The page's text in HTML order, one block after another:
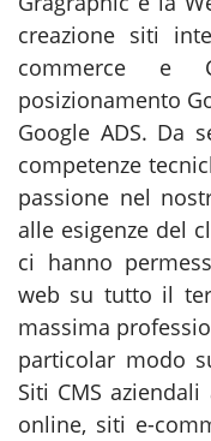
creazione siti
commerce e
posizionamento
Google ADS. Da
competenze
passione nel
alle esigenze del
ci hanno
web su tutto il
massima
particolar modo
Siti CMS
online, siti e-